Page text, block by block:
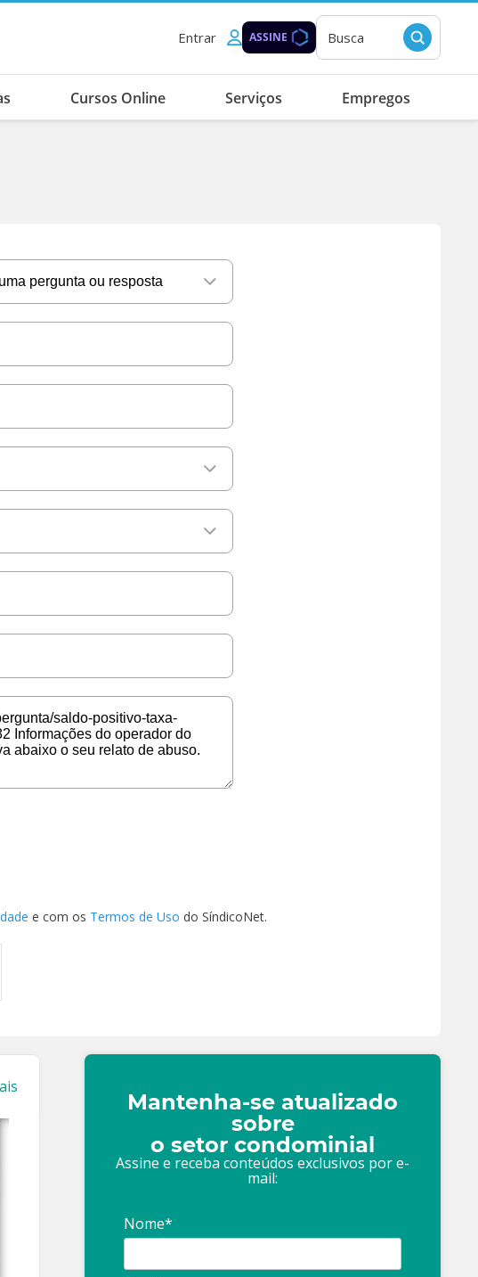
Entrar ASSINE Busca
Cursos Online Serviços Empregos
e com os Termos de Uso do SíndicoNet.
Mantenha-se atualizado
sobre
o setor condominial
Assine e receba conteúdos exclusivos por e-
mail:
Nome*